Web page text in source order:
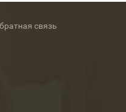
связь